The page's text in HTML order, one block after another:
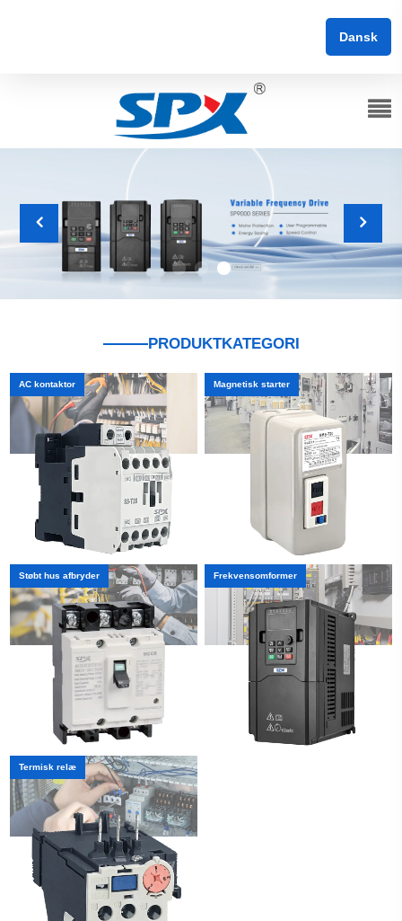
Dansk
PRODUKTKATEGORI
AC kontaktor
LÆS MERE
Magnetisk starter
LÆS MERE
Støbt hus afbryder
LÆS MERE
Frekvensomformer
Termisk relæ